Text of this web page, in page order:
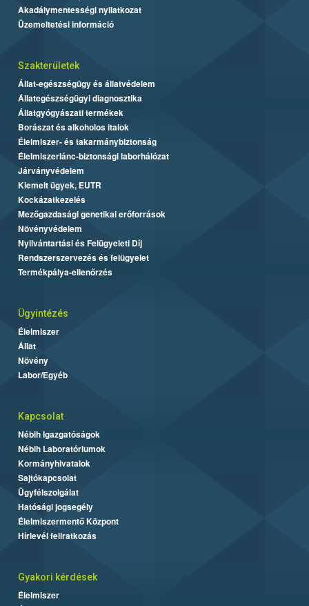
Akadálymentességi nyilatkozat
Üzemeltetési információ
Szakterületek
Állat-egészségügy és állatvédelem
Állategészségügyi diagnosztika
Állatgyógyászati termékek
Borászat és alkoholos italok
Élelmiszer- és takarmánybiztonság
Élelmiszerlánc-biztonsági laborhálózat
Járványvédelem
Kiemelt ügyek, EUTR
Kockázatkezelés
Mezőgazdasági genetikai erőforrások
Növényvédelem
Nyilvántartási és Felügyeleti Díj
Rendszerszervezés és felügyelet
Termékpálya-ellenőrzés
Ügyintézés
Élelmiszer
Állat
Növény
Labor/Egyéb
Kapcsolat
Nébih Igazgatóságok
Nébih Laboratóriumok
Kormányhivatalok
Sajtókapcsolat
Ügyfélszolgálat
Hatósági jogsegély
Élelmiszermentő Központ
Hírlevél feliratkozás
Gyakori kérdések
Élelmiszer